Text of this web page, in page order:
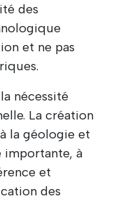
des
et ne pas
nécessité
La création
la géologie et
importante, à
et
des